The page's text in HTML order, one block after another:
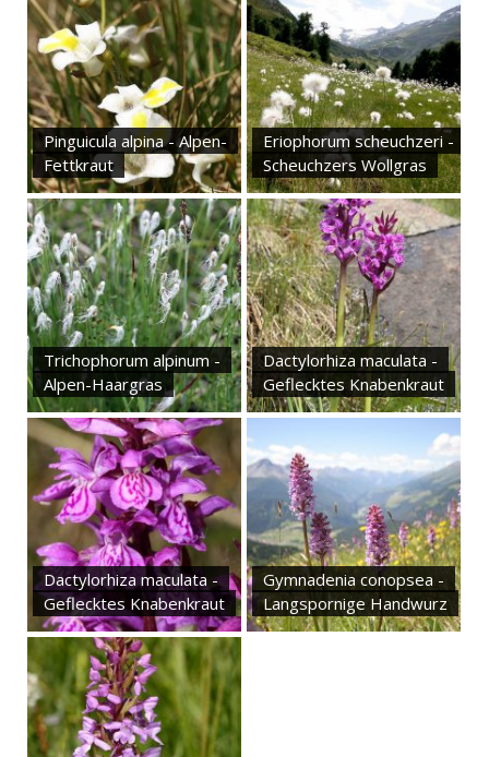
Pinguicula alpina - Alpen-
Fettkraut
Eriophorum scheuchzeri -
Scheuchzers Wollgras
Trichophorum alpinum -
Alpen-Haargras
Dactylorhiza maculata -
Geflecktes Knabenkraut
Dactylorhiza maculata -
Geflecktes Knabenkraut
Gymnadenia conopsea -
Langspornige Handwurz